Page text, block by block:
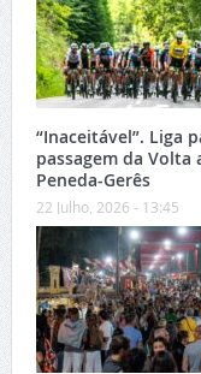
“Inaceitável”. Liga
passagem da Volta
Peneda-Gerês
22 Julho, 2026 - 13:45